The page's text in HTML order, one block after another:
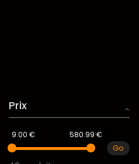
Prix
9.00 € 580.99 €
Go